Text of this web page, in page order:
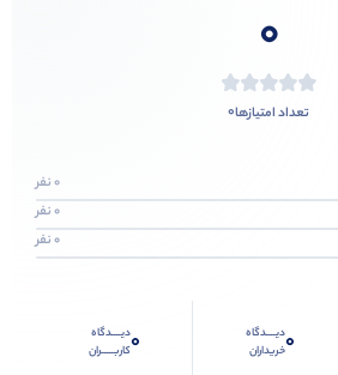
0
تعداد امتیازها0
0 نفر
0 نفر
0 نفر
0دیــــدگاه
خریداران
0دیــــدگاه
کاربـــــران